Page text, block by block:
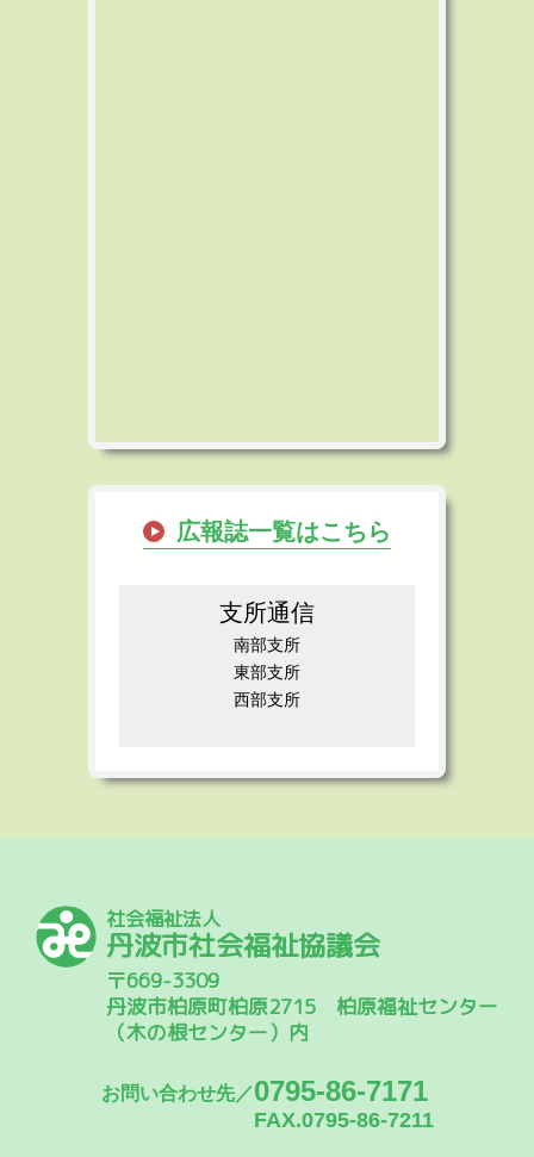
広報誌一覧はこちら
支所通信
南部支所
東部支所
西部支所
社会福祉法人
丹波市社会福祉協議会
〒669-3309
丹波市柏原町柏原2715 柏原福祉センター
（木の根センター）内
お問い合わせ先／0795-86-7171
FAX.0795-86-7211